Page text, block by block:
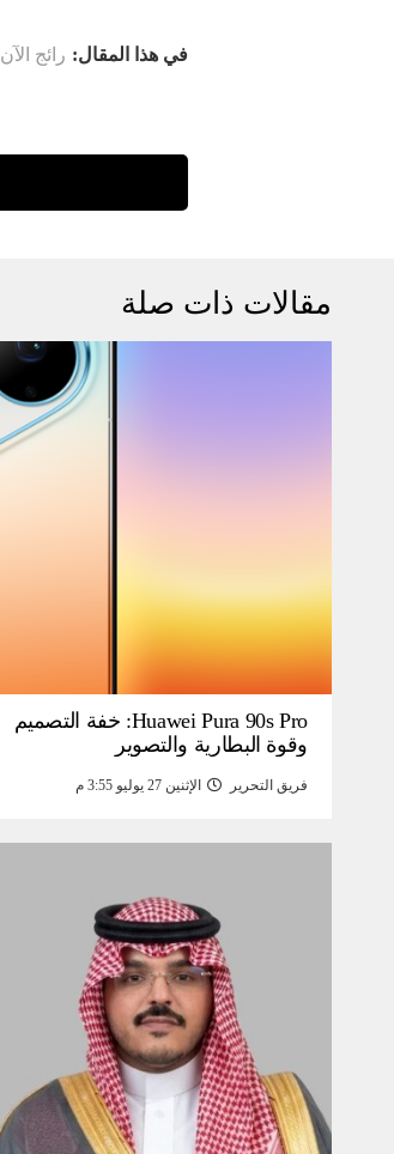
في هذا المقال: رائج الآن
مقالات ذات صلة
Huawei Pura 90s Pro: خفة التصميم
وقوة البطارية والتصوير
فريق التحرير الإثنين 27 يوليو 3:55 م